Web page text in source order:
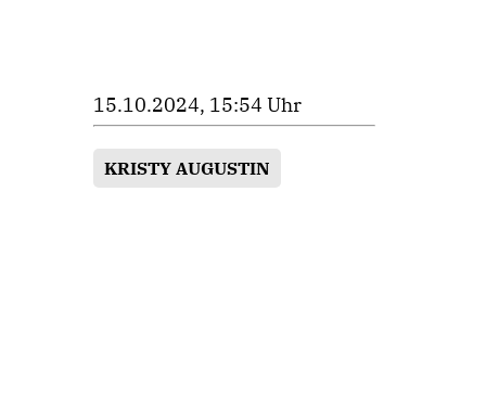
15.10.2024, 15:54 Uhr
KRISTY AUGUSTIN